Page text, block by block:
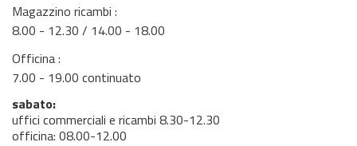
Magazzino ricambi :
8.00 - 12.30 / 14.00 - 18.00
Officina :
7.00 - 19.00 continuato
sabato:
uffici commerciali e ricambi 8.30-12.30
officina: 08.00-12.00